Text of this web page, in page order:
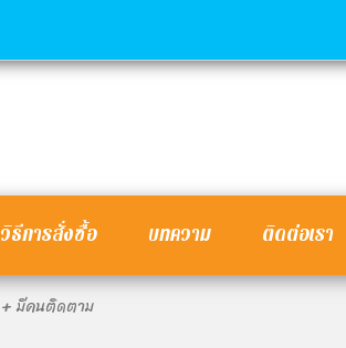
วิธีการสั่งซื้อ บทความ ติดต่อเรา
+ มีคนติดตาม